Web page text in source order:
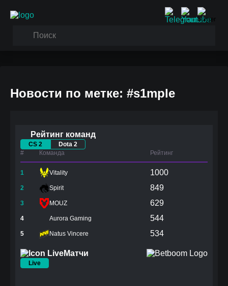
Новости по метке: #s1mple
Рейтинг команд
CS 2
Dota 2
#
Команда Рейтинг
1 Vitality 1000
2 Spirit 849
3 MOUZ 629
4 Aurora Gaming 544
5 Natus Vincere 534
Матчи
Live